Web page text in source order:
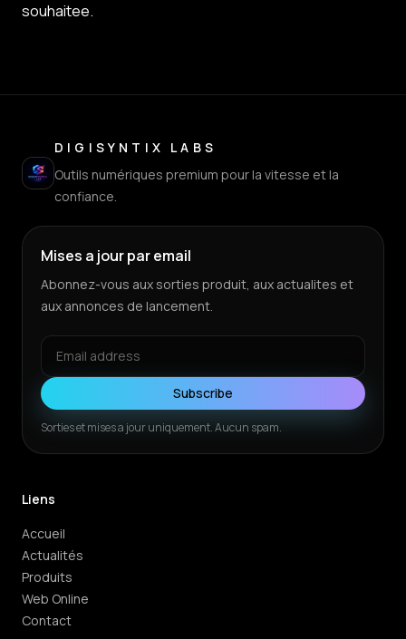
souhaitee.
DIGISYNTIX LABS
Outils numériques premium pour la vitesse et la
confiance.
Mises a jour par email
Abonnez-vous aux sorties produit, aux actualites et
aux annonces de lancement.
Subscribe
Sorties et mises a jour uniquement. Aucun spam.
Liens
Accueil
Actualités
Produits
Web Online
Contact